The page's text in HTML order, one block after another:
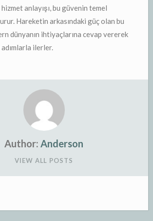
anlayışı, bu güvenin temel
Hareketin arkasındaki güç olan bu
dünyanın ihtiyaçlarına cevap vererek
ilerler.
Author: Anderson
VIEW ALL POSTS